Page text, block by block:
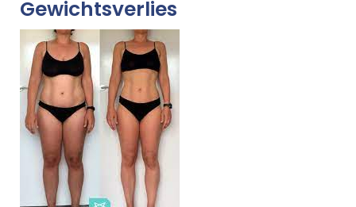
Gewichtsverlies